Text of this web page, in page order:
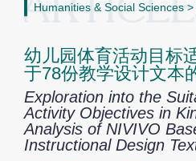
Humanities & Social Sciences >
幼儿园体育活动目
于78份教学设计文本
Exploration into the
Activity Objectives in
Analysis of NIVIVO
Instructional Design